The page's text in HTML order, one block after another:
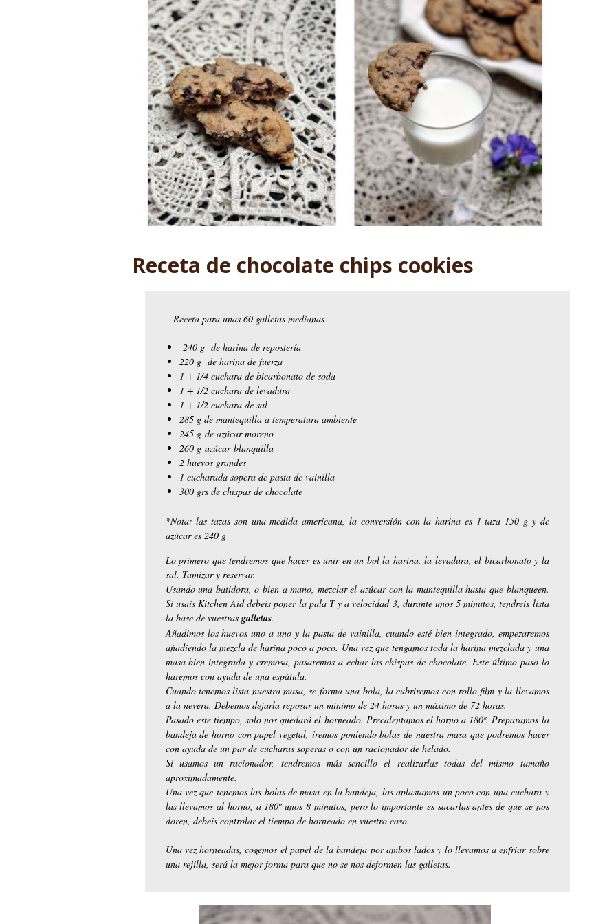
Receta de chocolate chips cookies
– Receta para unas 60 galletas medianas –
240 g de harina de repostería
220 g de harina de fuerza
1 + 1/4 cuchara de bicarbonato de soda
1 + 1/2 cuchara de levadura
1 + 1/2 cuchara de sal
285 g de mantequilla a temperatura ambiente
245 g de azúcar moreno
260 g azúcar blanquilla
2 huevos grandes
1 cucharada sopera de pasta de vainilla
300 grs de chispas de chocolate
*Nota: las tazas son una medida americana, la conversión con la harina es 1 taza 150 g y de
azúcar es 240 g
Lo primero que tendremos que hacer es unir en un bol la harina, la levadura, el bicarbonato y la
sal. Tamizar y reservar.
Usando una batidora, o bien a mano, mezclar el azúcar con la mantequilla hasta que blanqueen.
Si usais Kitchen Aid debeis poner la pala T y a velocidad 3, durante unos 5 minutos, tendreis lista
la base de vuestrasgalletas.
Añadimos los huevos uno a uno y la pasta de vainilla, cuando esté bien integrado, empezaremos
añadiendo la mezcla de harina poco a poco. Una vez que tengamos toda la harina mezclada y una
masa bien integrada y cremosa, pasaremos a echar las chispas de chocolate. Este último paso lo
haremos con ayuda de una espátula.
Cuando tenemos lista nuestra masa, se forma una bola, la cubriremos con rollo film y la llevamos
a la nevera. Debemos dejarla reposar un mínimo de 24 horas y un máximo de 72 horas.
Pasado este tiempo, solo nos quedará el horneado. Precalentamos el horno a 180º. Preparamos la
bandeja de horno con papel vegetal, iremos poniendo bolas de nuestra masa que podremos hacer
con ayuda de un par de cucharas soperas o con un racionador de helado.
Si usamos un racionador, tendremos más sencillo el realizarlas todas del mismo tamaño
aproximadamente.
Una vez que tenemos las bolas de masa en la bandeja, las aplastamos un poco con una cuchara y
las llevamos al horno, a 180º unos 8 minutos, pero lo importante es sacarlas antes de que se nos
doren, debeis controlar el tiempo de horneado en vuestro caso.
Una vez horneadas, cogemos el papel de la bandeja por ambos lados y lo llevamos a enfriar sobre
una rejilla, será la mejor forma para que no se nos deformen las galletas.